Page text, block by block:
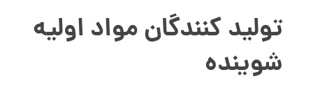
تولید کنندگان مواد اولیه
شوینده